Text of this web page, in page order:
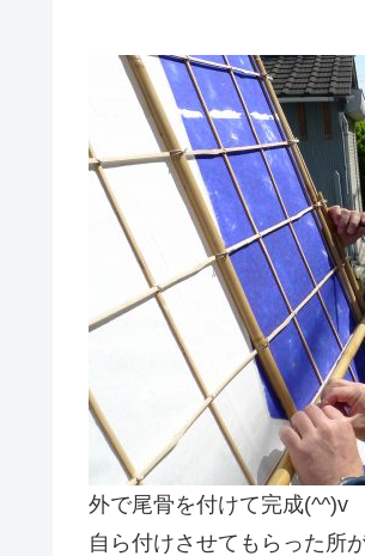
外で尾骨を付けて完成(^^)v
自ら付けさせてもらった所